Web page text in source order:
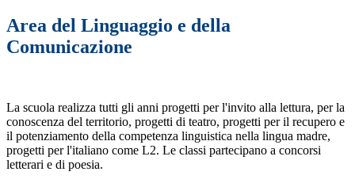
Area del Linguaggio e della
Comunicazione
La scuola realizza tutti gli anni progetti per l'invito alla lettura, per la
conoscenza del territorio, progetti di teatro, progetti per il recupero e
il potenziamento della competenza linguistica nella lingua madre,
progetti per l'italiano come L2. Le classi partecipano a concorsi
letterari e di poesia.